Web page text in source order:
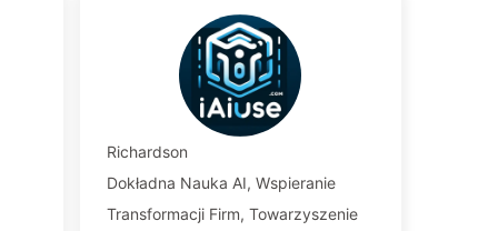
Richardson
Dokładna Nauka AI, Wspieranie
Transformacji Firm, Towarzyszenie